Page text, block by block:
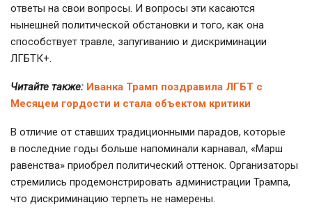
ответы на свои вопросы. И вопросы эти касаются
нынешней политической обстановки и того, как она
способствует травле, запугиванию и дискриминации
ЛГБТК+.
Читайте также: Иванка Трамп поздравила ЛГБТ с
Месяцем гордости и стала объектом критики
В отличие от ставших традиционными парадов, которые
в последние годы больше напоминали карнавал, «Марш
равенства» приобрел политический оттенок. Организаторы
стремились продемонстрировать администрации Трампа,
что дискриминацию терпеть не намерены.